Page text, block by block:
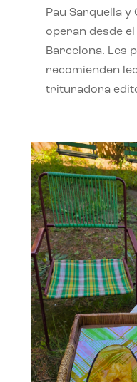
Pau Sarquella
operan desde
Barcelona. Les
recomienden
trituradora